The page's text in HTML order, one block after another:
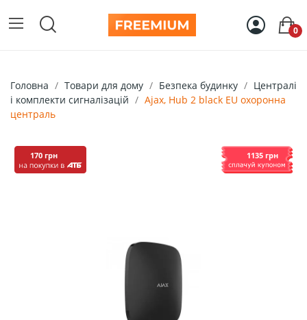
0
Головна Товари для дому Безпека будинку
Централі
і комплекти сигналізацій
Ajax, Hub 2 black EU охоронна
централь
170 грн 1135 грн